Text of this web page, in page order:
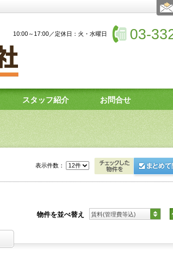
03-
10:00～17:00／定休日：火・水曜日
スタッフ紹介 お問合せ
表示件数：
物件を並べ替え 賃料(管理費等込)